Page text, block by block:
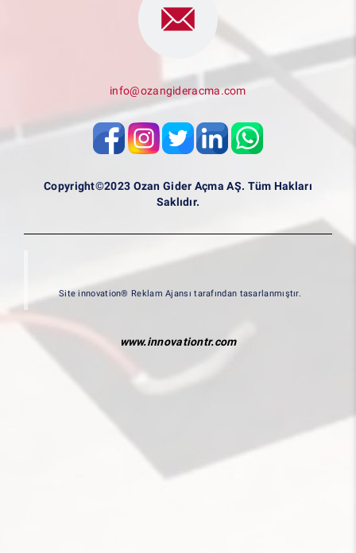
info@ozangideracma.com
Copyright©2023 Ozan Gider Açma AŞ. Tüm Hakları
Saklıdır.
Site innovation® Reklam Ajansı tarafından tasarlanmıştır.
www.innovationtr.com